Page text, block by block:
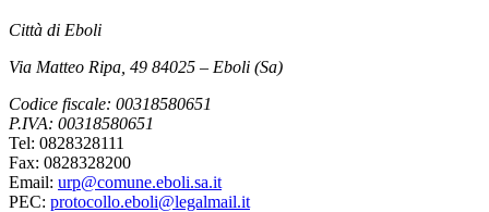
Città di Eboli
Via Matteo Ripa, 49 84025 – Eboli (Sa)
Codice fiscale: 00318580651
P.IVA: 00318580651
Tel: 0828328111
Fax: 0828328200
Email: urp@comune.eboli.sa.it
PEC: protocollo.eboli@legalmail.it